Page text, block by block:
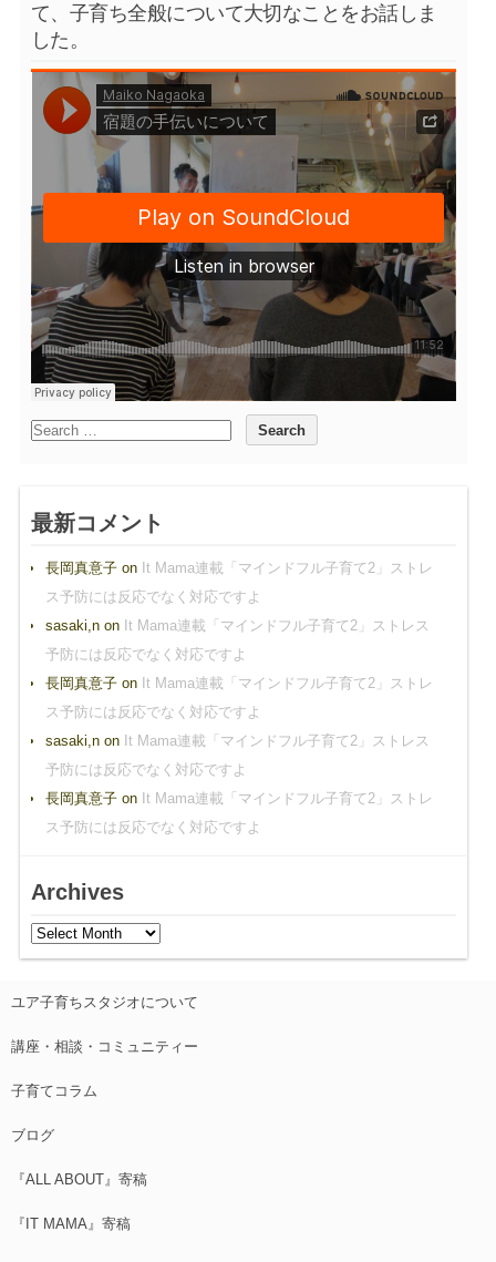
て、子育ち全般について大切なことをお話しま
した。
最新コメント
長岡真意子on It Mama連載「マインドフル子育て2」ストレ
ス予防には反応でなく対応ですよ
sasaki,non It Mama連載「マインドフル子育て2」ストレス
予防には反応でなく対応ですよ
長岡真意子on It Mama連載「マインドフル子育て2」ストレ
ス予防には反応でなく対応ですよ
sasaki,non It Mama連載「マインドフル子育て2」ストレス
予防には反応でなく対応ですよ
長岡真意子on It Mama連載「マインドフル子育て2」ストレ
ス予防には反応でなく対応ですよ
Archives
ユア子育ちスタジオについて
講座・相談・コミュニティー
子育てコラム
ブログ
『ALL ABOUT』寄稿
『IT MAMA』寄稿